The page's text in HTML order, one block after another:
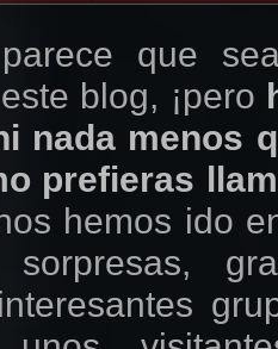
que
blog, ¡pero
nada menos
prefieras
hemos ido
sorpresas,